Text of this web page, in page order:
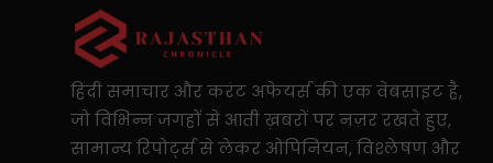
हिंदी समाचार और करंट अफेयर्स की एक वेबसाइट है,
जो विभिन्न जगहों से आती ख़बरों पर नज़र रखते हुए,
सामान्य रिपोर्ट्स से लेकर ओपिनियन, विश्लेषण और